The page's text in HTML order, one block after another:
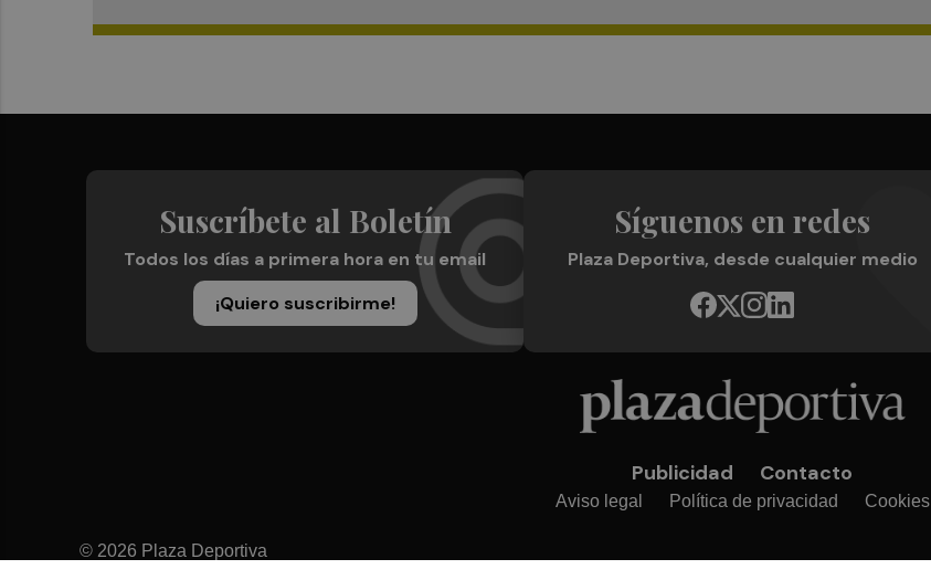
Suscríbete al Boletín
Todos los días a primera hora en tu email
¡Quiero suscribirme!
Síguenos en redes
Plaza Deportiva, desde cualquier medio
Publicidad Contacto
Aviso legal Política de privacidad Cookies
© 2026 Plaza Deportiva